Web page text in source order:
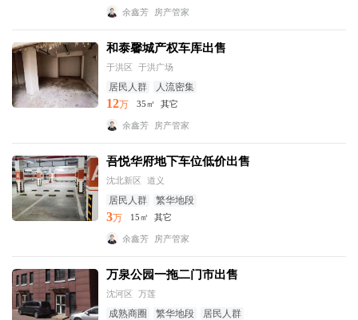
余鑫芳 房产管家
和泰馨城产权车库出售
于洪区 于洪广场
居民人群 人流密集
12万 35㎡ 其它
余鑫芳 房产管家
吾悦华府地下车位低价出售
沈北新区 道义
居民人群 繁华地段
3万 15㎡ 其它
余鑫芳 房产管家
万泉公园一拖二门市出售
沈河区 万莲
成熟商圈 繁华地段 居民人群